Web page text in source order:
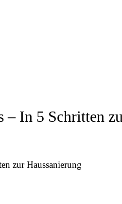
– In 5 Schritten
zur Haussanierung